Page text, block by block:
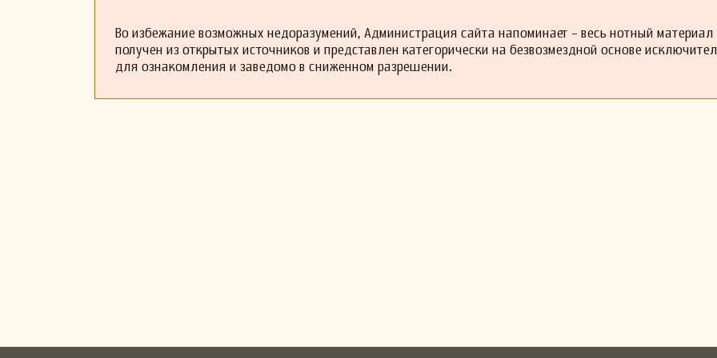
Во избежание возможных недоразумений, Администрация сайта напоминает - весь нотный материал
получен из открытых источников и представлен категорически на безвозмездной основе
для ознакомления и заведомо в сниженном разрешении.